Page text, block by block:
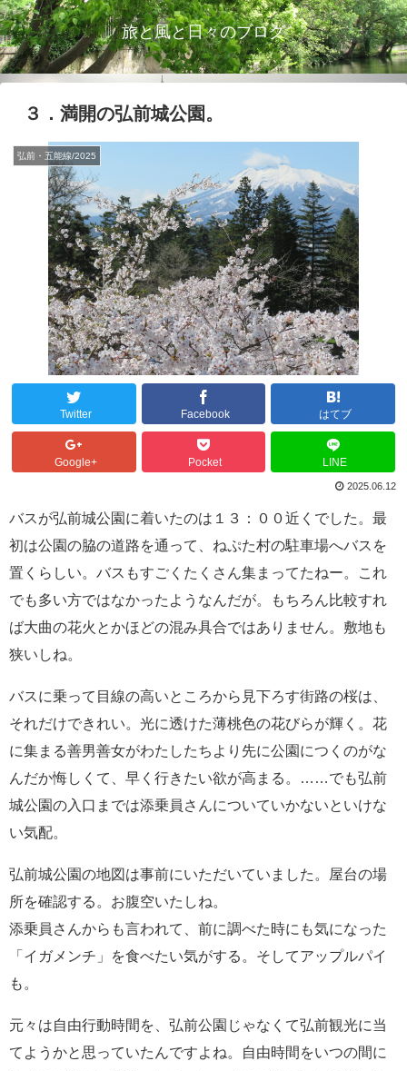
旅と風と日々のブログ
３．満開の弘前城公園。
弘前・五能線/2025
Twitter Facebook はてブ
Google+ Pocket LINE
2025.06.12
バスが弘前城公園に着いたのは１３：００近くでした。最
初は公園の脇の道路を通って、ねぷた村の駐車場へバスを
置くらしい。バスもすごくたくさん集まってたねー。これ
でも多い方ではなかったようなんだが。もちろん比較すれ
ば大曲の花火とかほどの混み具合ではありません。敷地も
狭いしね。
バスに乗って目線の高いところから見下ろす街路の桜は、
それだけできれい。光に透けた薄桃色の花びらが輝く。花
に集まる善男善女がわたしたちより先に公園につくのがな
んだか悔しくて、早く行きたい欲が高まる。……でも弘前
城公園の入口までは添乗員さんについていかないといけな
い気配。
弘前城公園の地図は事前にいただいていました。屋台の場
所を確認する。お腹空いたしね。
添乗員さんからも言われて、前に調べた時にも気になった
「イガメンチ」を食べたい気がする。そしてアップルパイ
も。
元々は自由行動時間を、弘前公園じゃなくて弘前観光に当
てようかと思っていたんですよね。自由時間をいつの間に